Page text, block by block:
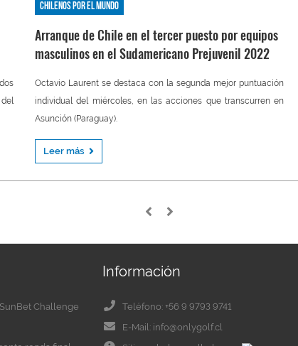
Chilenos por el mundo
Arranque de Chile en el tercer puesto por equipos
masculinos en el Sudamericano Prejuvenil 2022
Octavio Laurent se destaca con la segunda mejor puntuación
individual del miércoles, en las acciones que transcurren en
Asunción (Paraguay).
Leer más
Challenge
Información
Teléfono: +56 9 9793 9741
E-Mail: info@onlygolf.cl